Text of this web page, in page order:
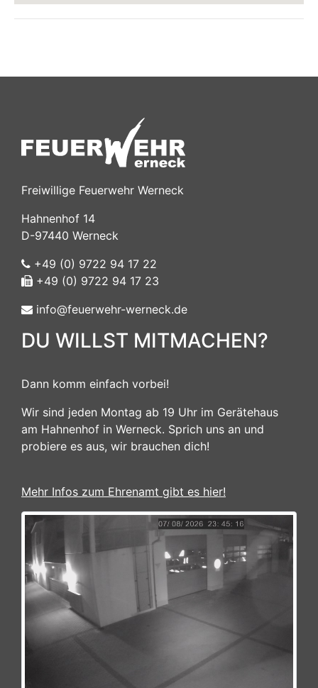
Freiwillige Feuerwehr Werneck
Hahnenhof 14
D-97440 Werneck
+49 (0) 9722 94 17 22
+49 (0) 9722 94 17 23
info@feuerwehr-werneck.de
DU WILLST MITMACHEN?
Dann komm einfach vorbei!
Wir sind jeden Montag ab 19 Uhr im Gerätehaus
am Hahnenhof in Werneck. Sprich uns an und
probiere es aus, wir brauchen dich!
Mehr Infos zum Ehrenamt gibt es hier!